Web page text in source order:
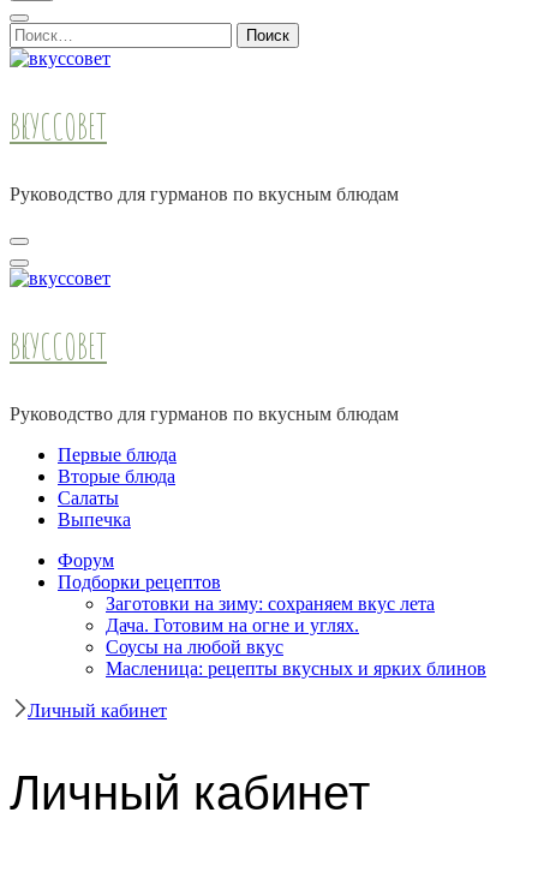
Найти:
ВКУССОВЕТ
Руководство для гурманов по вкусным блюдам
ВКУССОВЕТ
Руководство для гурманов по вкусным блюдам
Первые блюда
Вторые блюда
Салаты
Выпечка
Форум
Подборки рецептов
Заготовки на зиму: сохраняем вкус лета
Дача. Готовим на огне и углях.
Соусы на любой вкус
Масленица: рецепты вкусных и ярких блинов
Личный кабинет
Личный кабинет